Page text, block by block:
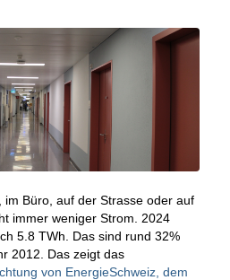
im Büro, auf der Strasse oder auf
immer weniger Strom. 2024
5.8 TWh. Das sind rund 32%
2012. Das zeigt das
von EnergieSchweiz, dem